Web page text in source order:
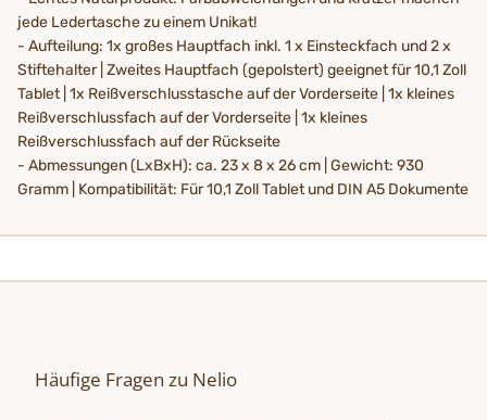
jede Ledertasche zu einem Unikat!
- Aufteilung: 1x großes Hauptfach inkl. 1 x Einsteckfach und 2 x
Stiftehalter | Zweites Hauptfach (gepolstert) geeignet für 10,1 Zoll
Tablet | 1x Reißverschlusstasche auf der Vorderseite | 1x kleines
Reißverschlussfach auf der Vorderseite | 1x kleines
Reißverschlussfach auf der Rückseite
- Abmessungen (LxBxH): ca. 23 x 8 x 26 cm | Gewicht: 930
Gramm | Kompatibilität: Für 10,1 Zoll Tablet und DIN A5 Dokumente
Häufige Fragen zu Nelio